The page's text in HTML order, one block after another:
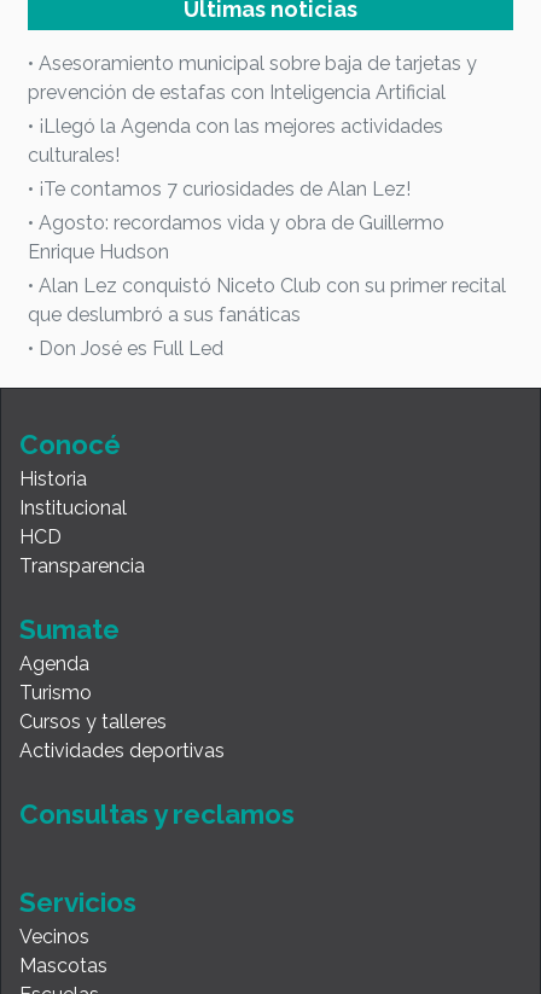
Últimas noticias
• Asesoramiento municipal sobre baja de tarjetas y
prevención de estafas con Inteligencia Artificial
• ¡Llegó la Agenda con las mejores actividades
culturales!
• ¡Te contamos 7 curiosidades de Alan Lez!
• Agosto: recordamos vida y obra de Guillermo
Enrique Hudson
• Alan Lez conquistó Niceto Club con su primer recital
que deslumbró a sus fanáticas
• Don José es Full Led
Conocé
Historia
Institucional
HCD
Transparencia
Sumate
Agenda
Turismo
Cursos y talleres
Actividades deportivas
Consultas y reclamos
Servicios
Vecinos
Mascotas